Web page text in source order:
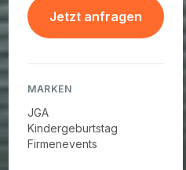
Jetzt anfragen
MARKEN
JGA
Kindergeburtstag
Firmenevents